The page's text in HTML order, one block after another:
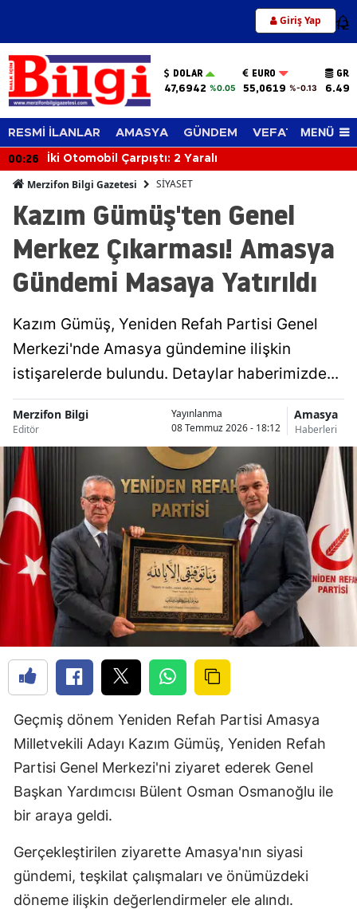
Giriş Yap 12
DOLAR
47,6942 %0.05
EURO
55,0619 %-0.13
RESMİ İLANLAR AMASYA GÜNDEM VEFAT EDENLER
MENÜ
00:26 İki Otomobil Çarpıştı: 2 Yaralı
Merzifon Bilgi Gazetesi SİYASET
Kazım Gümüş'ten Genel
Merkez Çıkarması! Amasya
Gündemi Masaya Yatırıldı
Kazım Gümüş, Yeniden Refah Partisi Genel
Merkezi'nde Amasya gündemine ilişkin
istişarelerde bulundu. Detaylar haberimizde...
Merzifon Bilgi
Editör
Yayınlanma
08 Temmuz 2026 - 18:12
Amasya
Haberleri
Geçmiş dönem Yeniden Refah Partisi Amasya
Milletvekili Adayı Kazım Gümüş, Yeniden Refah
Partisi Genel Merkezi'ni ziyaret ederek Genel
Başkan Yardımcısı Bülent Osman Osmanoğlu ile
bir araya geldi.
Gerçekleştirilen ziyarette Amasya'nın siyasi
gündemi, teşkilat çalışmaları ve önümüzdeki
döneme ilişkin değerlendirmeler ele alındı.